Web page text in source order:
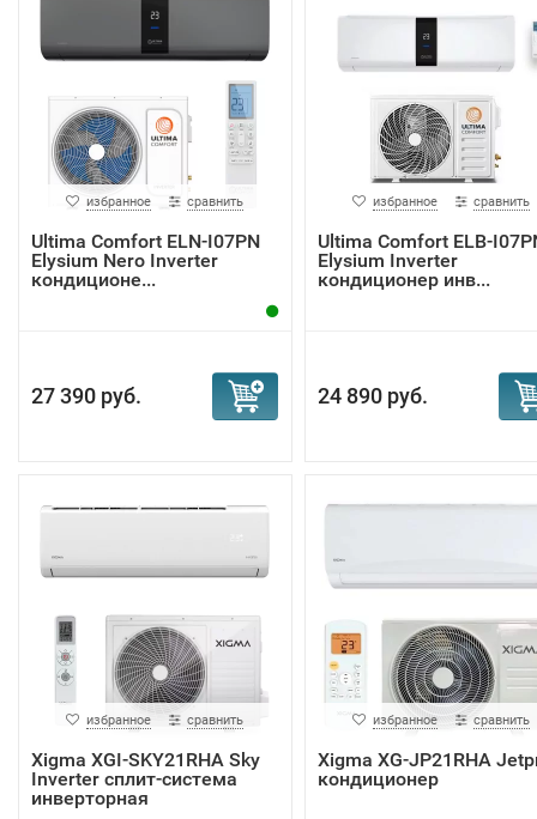
избранное сравнить
Ultima Comfort ELN-I07PN
Elysium Nero Inverter
кондиционе...
27 390 руб.
избранное сравнить
Ultima Comfort ELB-
Elysium Inverter
кондиционер инв...
24 890 руб.
избранное сравнить
Xigma XGI-SKY21RHA Sky
Inverter сплит-система
инверторная
избранное сравнить
Xigma XG-JP21RHA
кондиционер